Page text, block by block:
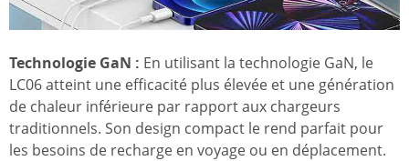
Technologie GaN : En utilisant la technologie GaN, le
LC06 atteint une efficacité plus élevée et une génération
de chaleur inférieure par rapport aux chargeurs
traditionnels. Son design compact le rend parfait pour
les besoins de recharge en voyage ou en déplacement.